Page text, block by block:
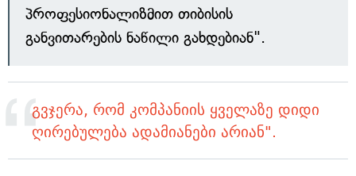
პროფესიონალიზმით თიბისის
განვითარების ნაწილი გახდებიან".
გვჯერა, რომ კომპანიის ყველაზე დიდი
ღირებულება ადამიანები არიან".